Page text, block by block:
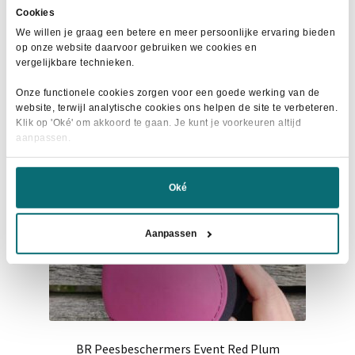
Cookies
We willen je graag een betere en meer persoonlijke ervaring bieden
op onze website daarvoor gebruiken we cookies en
vergelijkbare technieken.
Onze functionele cookies zorgen voor een goede werking van de
website, terwijl analytische cookies ons helpen de site te verbeteren.
Klik op 'Oké' om akkoord te gaan. Je kunt je voorkeuren altijd
aanpassen.
Oké
Aanpassen
meerdere
optie
kan
worden
productpagina
BR Peesbeschermers Event Red Plum